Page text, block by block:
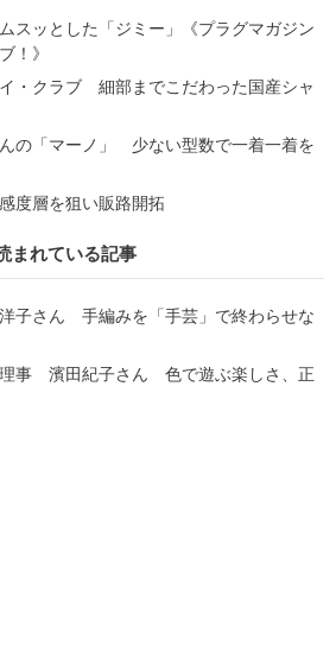
スッとした「ジミー」《プラグマガジン
！》
・クラブ 細部までこだわった国産シャ
の「マーノ」 少ない型数で一着一着を
度層を狙い販路開拓
まれている記事
子さん 手編みを「手芸」で終わらせな
理事 濱田紀子さん 色で遊ぶ楽しさ、正